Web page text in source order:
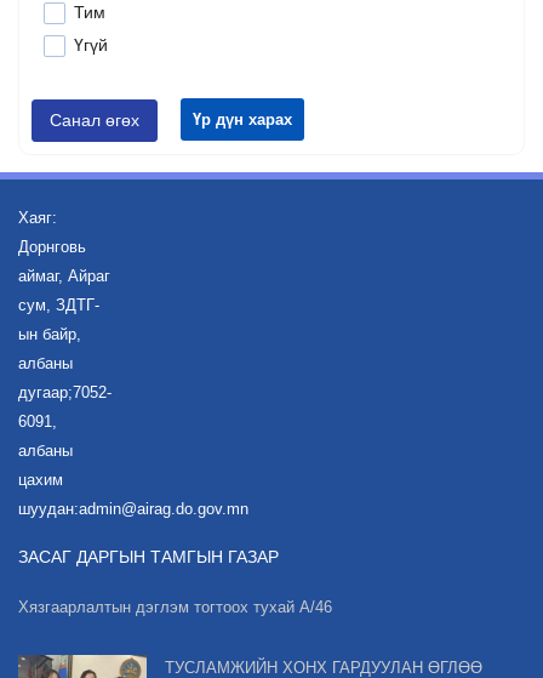
Тим
Үгүй
Санал өгөх Үр дүн харах
Хаяг:
Дорнговь
аймаг, Айраг
сум, ЗДТГ-
ын байр,
албаны
дугаар;7052-
6091,
албаны
цахим
шуудан:admin@airag.do.gov.mn
ЗАСАГ ДАРГЫН ТАМГЫН ГАЗАР
Хязгаарлалтын дэглэм тогтоох тухай А/46
ТУСЛАМЖИЙН ХОНХ ГАРДУУЛАН ӨГЛӨӨ